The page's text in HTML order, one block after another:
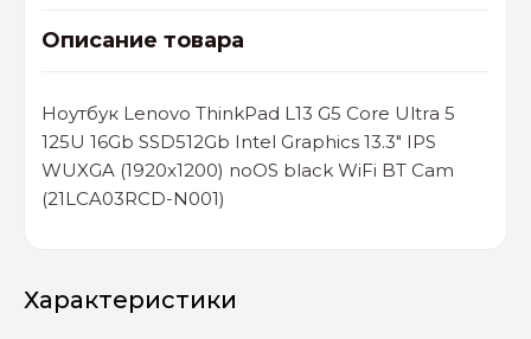
Описание товара
Ноутбук Lenovo ThinkPad L13 G5 Core Ultra 5
125U 16Gb SSD512Gb Intel Graphics 13.3" IPS
WUXGA (1920x1200) noOS black WiFi BT Cam
(21LCA03RCD-N001)
Характеристики